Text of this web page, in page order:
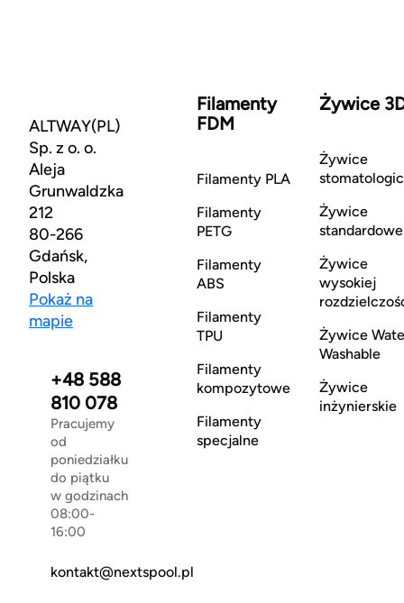
ALTWAY(PL)
Sp. z o. o.
Aleja
Grunwaldzka
212
80-266
Gdańsk,
Polska
Pokaż na
mapie
+48 588
810 078
Pracujemy
od
poniedziałku
do piątku
w godzinach
08:00-
16:00
kontakt@nextspool.pl
Filamenty
FDM
Filamenty PLA
Filamenty
PETG
Filamenty
ABS
Filamenty
TPU
Filamenty
kompozytowe
Filamenty
specjalne
Żywice
Żywice
Żywice
standardowe
Żywice
wysokiej
Żywice
Washable
Żywice
inżynierskie